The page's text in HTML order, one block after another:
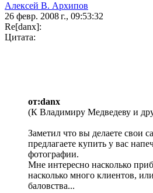
Алексей В. Архипов
26 февр. 2008 г., 09:53:32
Re[danx]:
Цитата:
от:danx
(К Владимиру Медведеву и
Заметил что вы делаете свои
предлагаете купить у вас
фотографии.
Мне интересно насколько
насколько много клиентов,
баловства...